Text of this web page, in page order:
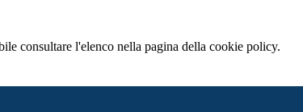
consultare l'elenco nella pagina della cookie policy.